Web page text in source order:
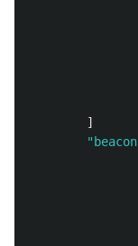
]
" beacon